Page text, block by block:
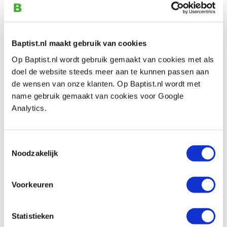
Baptist.nl maakt gebruik van cookies
Op Baptist.nl wordt gebruik gemaakt van cookies met als
doel de website steeds meer aan te kunnen passen aan
de wensen van onze klanten. Op Baptist.nl wordt met
name gebruik gemaakt van cookies voor Google
Analytics.
Noodzakelijk
Voorkeuren
Statistieken
Pfeil 2-8 rechte guts, zeer licht gebogen
€ 29,40 incl. VAT
€ 24,30 excl. VAT
In stock
Compare
snede 10 mm